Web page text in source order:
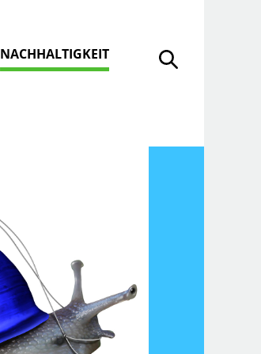
Suche öffnen
NACHHALTIGKEIT